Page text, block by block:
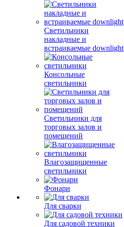
Светильники
накладные и
встраиваемые downlight
Консольные
светильники
Светильники для
торговых залов и
помещений
Влагозащищенные
светильники
Фонари
Для сварки
Для садовой техники